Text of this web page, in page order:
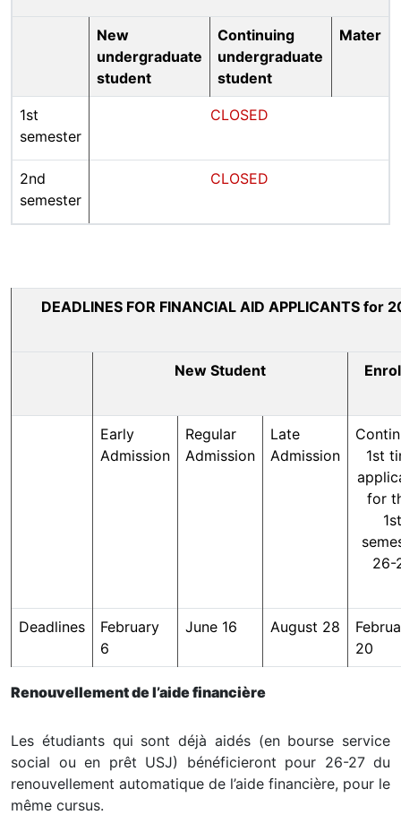
New
undergraduate
student
Continuing
undergraduate
student
Mater
1st
semester
CLOSED
2nd
semester
CLOSED
DEADLINES FOR FINANCIAL AID APPLICANTS for
New Student
Early
Admission
Regular
Admission
Late
Admission
1st
for
1st
26-
Deadlines
February
6
June 16 August 28
20
Renouvellement de l’aide financière
Les étudiants qui sont déjà aidés (en bourse service
social ou en prêt USJ) bénéficieront pour 26-27 du
renouvellement automatique de l’aide financière, pour le
même cursus.